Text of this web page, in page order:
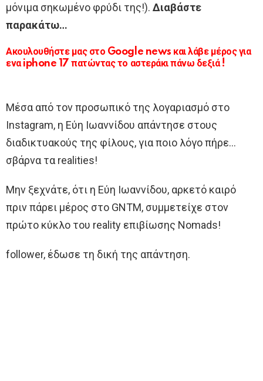
μόνιμα σηκωμένο φρύδι της!). Διαβάστε
παρακάτω…
Ακουλουθήστε μας στο Google news και λάβε μέρος για
ενα iphone 17 πατώντας το αστεράκι πάνω δεξιά !
Μέσα από τον προσωπικό της λογαριασμό στο
Instagram, η Εύη Ιωαννίδου απάντησε στους
διαδικτυακούς της φίλους, για ποιο λόγο πήρε…
σβάρνα τα realities!
Μην ξεχνάτε, ότι η Εύη Ιωαννίδου, αρκετό καιρό
πριν πάρει μέρος στο GNTM, συμμετείχε στον
πρώτο κύκλο του reality επιβίωσης Nomads!
follower, έδωσε τη δική της απάντηση.